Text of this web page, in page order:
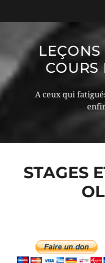
COURS
A ceux qui
STAGES